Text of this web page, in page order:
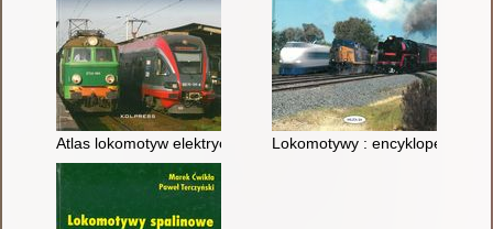
Atlas lokomotyw elektrycznych Lokomotywy : encyklopedia :